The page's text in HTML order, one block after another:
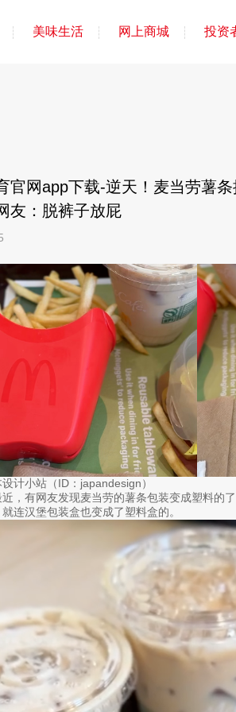
美味生活 网上商城 投资
官网app下载-逆天！麦当劳薯
友：脱裤子放屁
计小站（ID：japandesign）
近，有网友发现麦当劳的薯条包装变成塑料的
连汉堡包装盒也变成了塑料盒的。